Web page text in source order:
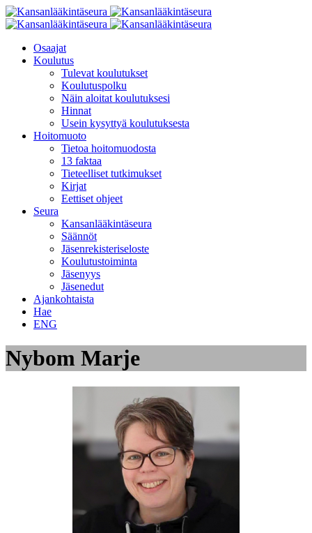
Osaajat
Koulutus
Tulevat koulutukset
Koulutuspolku
Näin aloitat koulutuksesi
Hinnat
Usein kysyttyä koulutuksesta
Hoitomuoto
Tietoa hoitomuodosta
13 faktaa
Tieteelliset tutkimukset
Kirjat
Eettiset ohjeet
Seura
Kansanlääkintäseura
Säännöt
Jäsenrekisteriseloste
Koulutustoiminta
Jäsenyys
Jäsenedut
Ajankohtaista
Hae
ENG
Nybom Marje